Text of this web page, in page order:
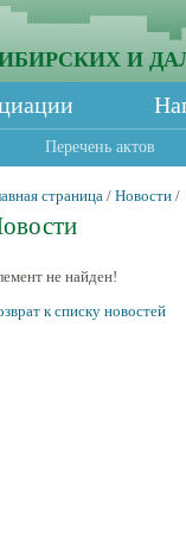
И
Перечень актов
страница / Новости /
не найден!
к списку новостей